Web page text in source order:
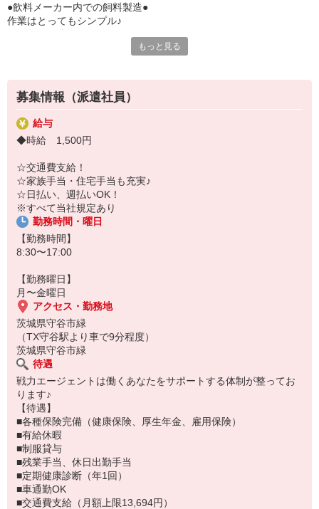
●飲料メーカー内での飼料製造●
作業はとってもシンプル♪
・機械の洗浄
ルーティンワークのため、未経験の方でも安心して働けます。
もっと見る
募集情報（派遣社員）
給与
◆時給 1,500円
☆交通費支給！
☆家族手当・住宅手当も充実♪
☆日払い、週払いOK！
※すべて当社規定あり
勤務時間・曜日
【勤務時間】
8:30〜17:00
【勤務曜日】
月〜金曜日
アクセス・勤務地
茨城県守谷市緑
（TX守谷駅より車で9分程度）
茨城県守谷市緑
待遇
戦力エージェントは働くあなたをサポートする体制が整ってお
ります♪
【待遇】
■各種保険完備（健康保険、厚生年金、雇用保険）
■有給休暇
■制服貸与
■残業手当、休日出勤手当
■定期健康診断（年1回）
■車通勤OK
■交通費支給（月額上限13,694円）